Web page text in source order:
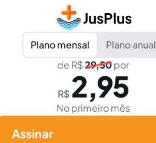
JusPlus
Plano mensal
Plano anual
de R$29,50por
R$ 2,95
No primeiro mês
Assinar